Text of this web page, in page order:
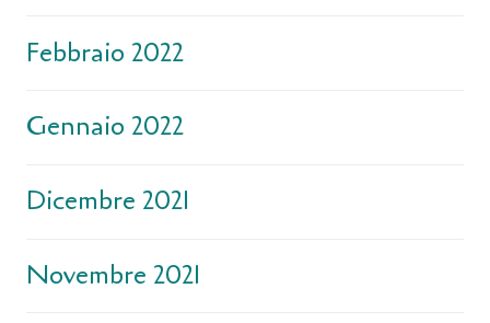
Febbraio 2022
Gennaio 2022
Dicembre 2021
Novembre 2021